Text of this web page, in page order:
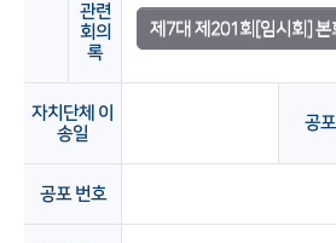
관련
회의
록
제7대 제201회[임시회] 본
자치단체 이
송일
공
공포 번호